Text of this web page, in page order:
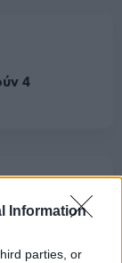
Information
parties, or
4
για